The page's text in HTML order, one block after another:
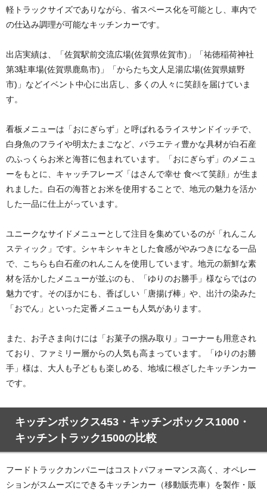
軽トラックサイズでありながら、省スペース化を可能とし、車内で
の仕込み調理が可能なキッチンカーです。
出店実績は、「佐賀駅前交流広場(佐賀県佐賀市)」「祐徳稲荷神社
第3駐車場(佐賀県鹿島市)」「からたち文人足湯広場(佐賀県嬉野
市)」などイベント中心に出店し、多くの人々に笑顔を届けていま
す。
看板メニューは「おにぎらず」と呼ばれるライスサンドイッチで、
白身魚のフライや明太たまごなど、バラエティ豊かな具材が白石産
のふっくらお米と海苔に包まれています。「おにぎらず」のメニュ
ーをもとに、キャッチフレーズ「はさんで幸せ 食べて笑顔」が生ま
れました。白石の海苔とお米を使用することで、地元の魅力を活か
した一品に仕上がっています。
ユニークなサイドメニューとして注目を集めているのが「れんこん
スティック」です。シャキシャキとした食感がやみつきになる一品
で、こちらも白石産のれんこんを使用しています。地元の新鮮な素
材を活かしたメニューが並ぶのも、「ゆりのお勝手」様ならではの
魅力です。そのほかにも、香ばしい「唐揚げ棒」や、出汁の染みた
「おでん」といった定番メニューも人気があります。
また、お子さま向けには「お菓子の掴み取り」コーナーも用意され
ており、ファミリー層からの人気も高まっています。「ゆりのお勝
手」様は、大人も子どもも楽しめる、地域に根ざしたキッチンカー
です。
キッチンボックス453・キッチンボックス1000・
キッチントラック1500の比較
フードトラックカンパニーはコストパフォーマンス高く、オペレー
ションがスムーズにできるキッチンカー（移動販売車）を製作・販